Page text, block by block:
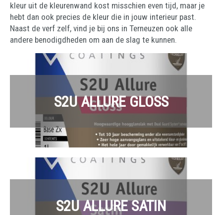
kleur uit de kleurenwand kost misschien even tijd, maar je
hebt dan ook precies de kleur die in jouw interieur past.
Naast de verf zelf, vind je bij ons in Terneuzen ook alle
andere benodigdheden om aan de slag te kunnen.
S2U ALLURE GLOSS
S2U ALLURE SATIN